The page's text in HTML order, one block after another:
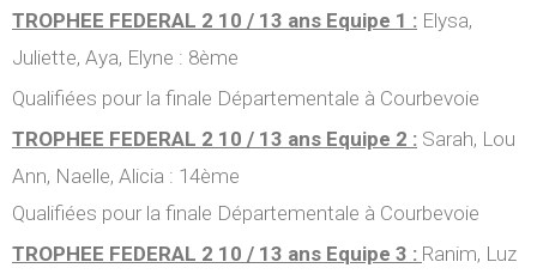
TROPHEE FEDERAL 2 10 / 13 ans Equipe 1 : Elysa,
Juliette, Aya, Elyne : 8ème
Qualifiées pour la finale Départementale à Courbevoie
TROPHEE FEDERAL 2 10 / 13 ans Equipe 2 : Sarah, Lou
Ann, Naelle, Alicia : 14ème
Qualifiées pour la finale Départementale à Courbevoie
TROPHEE FEDERAL 2 10 / 13 ans Equipe 3 : Ranim, Luz